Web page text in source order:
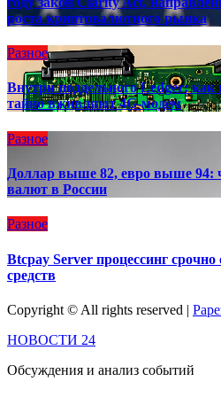
роста криптовалютного рынка
Разное
Внутри поддельного Ledger:
тайно вживляют 4G-модем
Разное
Доллар выше 82, евро выше 94:
валют в России
Разное
Btcpay Server процессинг
средств
Copyright © All rights reserved |
НОВОСТИ 24
Обсуждения и анализ событий